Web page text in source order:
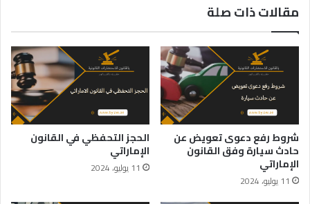
مقالات ذات صلة
شروط رفع دعوى تعويض عن
حادث سيارة وفق القانون
الإماراتي
11 يوليو، 2024
الحجز التحفظي في القانون
الإماراتي
11 يوليو، 2024